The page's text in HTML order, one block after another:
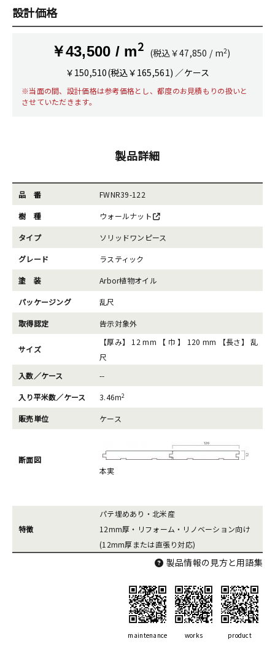
設計価格
￥43,500 / m2 (税込￥47,850 / m2)
￥150,510(税込￥165,561) ／ケース
※当面の間、設計価格は参考価格とし、都度のお見積もりの扱いと
させていただきます。
製品詳細
品 番 FWNR39-122
樹 種 ウォールナット
タイプ ソリッドワンピース
グレード ラスティック
塗 装 Arbor植物オイル
パッケージング 乱尺
取得認定 告示対象外
サイズ
【厚み】 12 mm 【 巾 】 120 mm 【長さ】 乱
尺
入数／ケース
--
入り平米数／ケース 3.46m2
販売単位 ケース
断面図
本実
特徴
パテ埋めあり・北米産
12mm厚・リフォーム・リノベーション向け
(12mm厚または直張り対応)
製品情報の見方と用語集
maintenance works product